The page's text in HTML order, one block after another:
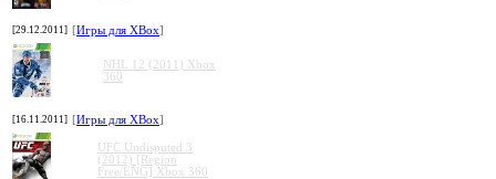
[29.12.2011] [Игры для XBox]
NHL 12 (2011) Xbox
360
[16.11.2011] [Игры для XBox]
UFC Undisputed 3
(2012) [Region
Free/ENG] Xbox 360